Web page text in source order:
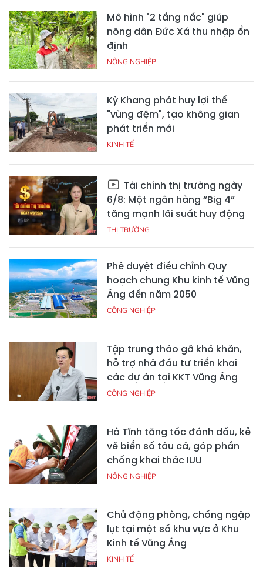
Mô hình "2 tầng nấc" giúp
nông dân Đức Xá thu nhập ổn
định
NÔNG NGHIỆP
Kỳ Khang phát huy lợi thế
"vùng đệm", tạo không gian
phát triển mới
KINH TẾ
Tài chính thị trường ngày
6/8: Một ngân hàng “Big 4”
tăng mạnh lãi suất huy động
THỊ TRƯỜNG
Phê duyệt điều chỉnh Quy
hoạch chung Khu kinh tế Vũng
Áng đến năm 2050
CÔNG NGHIỆP
Tập trung tháo gỡ khó khăn,
hỗ trợ nhà đầu tư triển khai
các dự án tại KKT Vũng Áng
CÔNG NGHIỆP
Hà Tĩnh tăng tốc đánh dấu, kẻ
vẽ biển số tàu cá, góp phần
chống khai thác IUU
NÔNG NGHIỆP
Chủ động phòng, chống ngập
lụt tại một số khu vực ở Khu
Kinh tế Vũng Áng
KINH TẾ